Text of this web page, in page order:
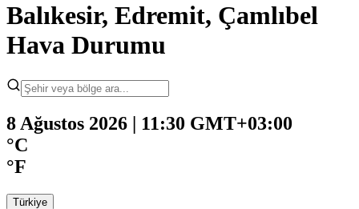
Balıkesir, Edremit, Çamlıbel
Hava Durumu
8 Ağustos 2026 | 11:30 GMT+03:00
°C
°F
Türkiye